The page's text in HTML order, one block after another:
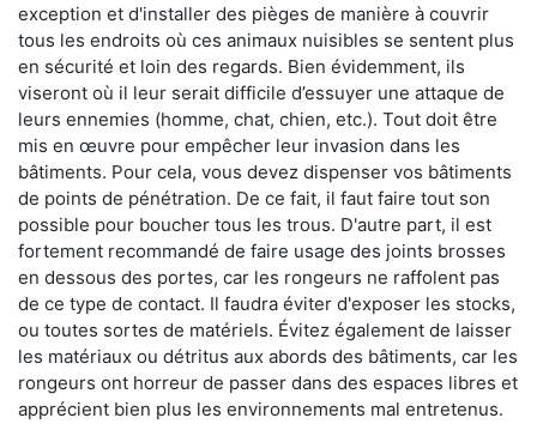
exception et d'installer des pièges de manière à couvrir
tous les endroits où ces animaux nuisibles se sentent plus
en sécurité et loin des regards. Bien évidemment, ils
viseront où il leur serait difficile d’essuyer une attaque de
leurs ennemies (homme, chat, chien, etc.). Tout doit être
mis en œuvre pour empêcher leur invasion dans les
bâtiments. Pour cela, vous devez dispenser vos bâtiments
de points de pénétration. De ce fait, il faut faire tout son
possible pour boucher tous les trous. D'autre part, il est
fortement recommandé de faire usage des joints brosses
en dessous des portes, car les rongeurs ne raffolent pas
de ce type de contact. Il faudra éviter d'exposer les stocks,
ou toutes sortes de matériels. Évitez également de laisser
les matériaux ou détritus aux abords des bâtiments, car les
rongeurs ont horreur de passer dans des espaces libres et
apprécient bien plus les environnements mal entretenus.